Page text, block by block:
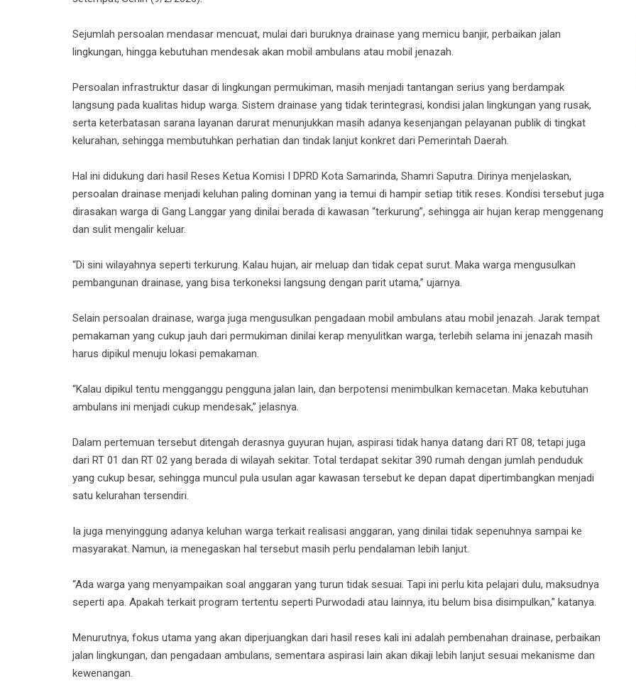
Sejumlah persoalan mendasar mencuat, mulai dari buruknya drainase yang memicu banjir, perbaikan jalan
lingkungan, hingga kebutuhan mendesak akan mobil ambulans atau mobil jenazah.
Persoalan infrastruktur dasar di lingkungan permukiman, masih menjadi tantangan serius yang berdampak
langsung pada kualitas hidup warga. Sistem drainase yang tidak terintegrasi, kondisi jalan lingkungan yang rusak,
serta keterbatasan sarana layanan darurat menunjukkan masih adanya kesenjangan pelayanan publik di tingkat
kelurahan, sehingga membutuhkan perhatian dan tindak lanjut konkret dari Pemerintah Daerah.
Hal ini didukung dari hasil Reses Ketua Komisi I DPRD Kota Samarinda, Shamri Saputra. Dirinya menjelaskan,
persoalan drainase menjadi keluhan paling dominan yang ia temui di hampir setiap titik reses. Kondisi tersebut juga
dirasakan warga di Gang Langgar yang dinilai berada di kawasan “terkurung”, sehingga air hujan kerap menggenang
dan sulit mengalir keluar.
“Di sini wilayahnya seperti terkurung. Kalau hujan, air meluap dan tidak cepat surut. Maka warga mengusulkan
pembangunan drainase, yang bisa terkoneksi langsung dengan parit utama,” ujarnya.
Selain persoalan drainase, warga juga mengusulkan pengadaan mobil ambulans atau mobil jenazah. Jarak tempat
pemakaman yang cukup jauh dari permukiman dinilai kerap menyulitkan warga, terlebih selama ini jenazah masih
harus dipikul menuju lokasi pemakaman.
“Kalau dipikul tentu mengganggu pengguna jalan lain, dan berpotensi menimbulkan kemacetan. Maka kebutuhan
ambulans ini menjadi cukup mendesak,” jelasnya.
Dalam pertemuan tersebut ditengah derasnya guyuran hujan, aspirasi tidak hanya datang dari RT 08, tetapi juga
dari RT 01 dan RT 02 yang berada di wilayah sekitar. Total terdapat sekitar 390 rumah dengan jumlah penduduk
yang cukup besar, sehingga muncul pula usulan agar kawasan tersebut ke depan dapat dipertimbangkan menjadi
satu kelurahan tersendiri.
Ia juga menyinggung adanya keluhan warga terkait realisasi anggaran, yang dinilai tidak sepenuhnya sampai ke
masyarakat. Namun, ia menegaskan hal tersebut masih perlu pendalaman lebih lanjut.
“Ada warga yang menyampaikan soal anggaran yang turun tidak sesuai. Tapi ini perlu kita pelajari dulu, maksudnya
seperti apa. Apakah terkait program tertentu seperti Purwodadi atau lainnya, itu belum bisa disimpulkan,” katanya.
Menurutnya, fokus utama yang akan diperjuangkan dari hasil reses kali ini adalah pembenahan drainase, perbaikan
jalan lingkungan, dan pengadaan ambulans, sementara aspirasi lain akan dikaji lebih lanjut sesuai mekanisme dan
kewenangan.